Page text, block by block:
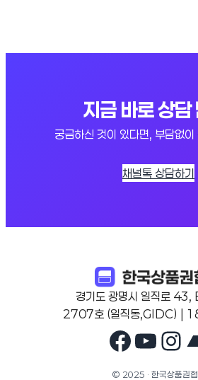
지금 바로 상담
궁금하신 것이 있다면, 부담없이
채널톡 상담하기
경기도 광명시 일직로
2707호 (일직동,GIDC) |
© 2025 · 한국상품권협